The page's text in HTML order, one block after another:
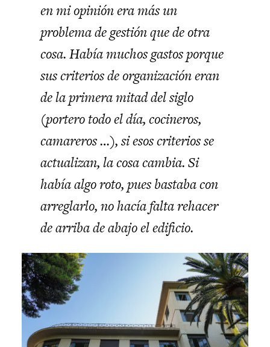
en mi opinión era más un
problema de gestión que de otra
cosa. Había muchos gastos porque
sus criterios de organización eran
de la primera mitad del siglo
(portero todo el día, cocineros,
camareros …), si esos criterios se
actualizan, la cosa cambia. Si
había algo roto, pues bastaba con
arreglarlo, no hacía falta rehacer
de arriba de abajo el edificio.